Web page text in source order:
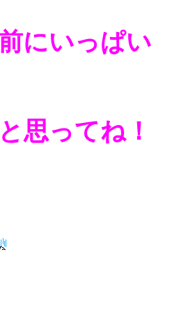
にいっぱい
思ってね！